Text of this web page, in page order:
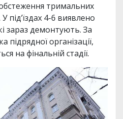
тримальних
під’їздах 4-6 виявлено
зараз демонтують. За
організації,
на фінальній стадії.